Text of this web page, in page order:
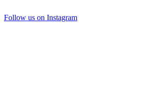
Follow us on Instagram